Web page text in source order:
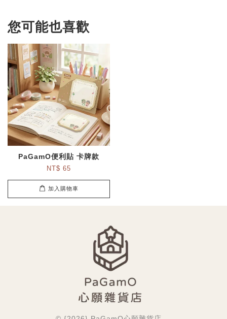
您可能也喜歡
PaGamO便利貼 卡牌款
NT$ 65
加入購物車